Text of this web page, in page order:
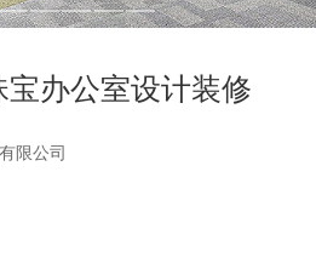
办公室设计装修
限公司